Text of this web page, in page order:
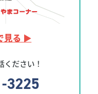
見る ▶︎
ください！
3225